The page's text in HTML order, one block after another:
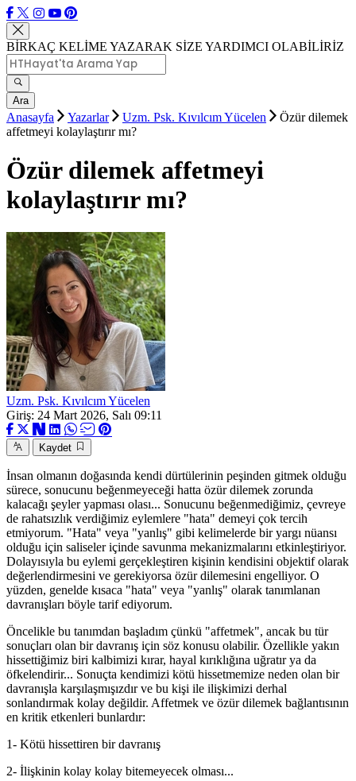
BİRKAÇ KELİME YAZARAK SİZE YARDIMCI OLABİLİRİZ
Ara
Anasayfa Yazarlar Uzm. Psk. Kıvılcım Yücelen
Özür dilemek
affetmeyi kolaylaştırır mı?
Özür dilemek affetmeyi
kolaylaştırır mı?
Uzm. Psk. Kıvılcım Yücelen
Giriş: 24 Mart 2026, Salı 09:11
Kaydet
İnsan olmanın doğasında kendi dürtülerinin peşinden gitmek olduğu
sürece, sonucunu beğenmeyeceği hatta özür dilemek zorunda
kalacağı şeyler yapması olası... Sonucunu beğenmediğimiz, çevreye
de rahatsızlık verdiğimiz eylemlere "hata" demeyi çok tercih
etmiyorum. "Hata" veya "yanlış" gibi kelimelerde bir yargı nüansı
olduğu için saliseler içinde savunma mekanizmalarını etkinleştiriyor.
Dolayısıyla bu eylemi gerçekleştiren kişinin kendisini objektif olarak
değerlendirmesini ve gerekiyorsa özür dilemesini engelliyor. O
yüzden, genelde kısaca "hata" veya "yanlış" olarak tanımlanan
davranışları böyle tarif ediyorum.
Öncelikle bu tanımdan başladım çünkü "affetmek", ancak bu tür
sonuçları olan bir davranış için söz konusu olabilir. Özellikle yakın
hissettiğimiz biri kalbimizi kırar, hayal kırıklığına uğratır ya da
öfkelendirir... Sonuçta kendimizi kötü hissetmemize neden olan bir
davranışla karşılaşmışızdır ve bu kişi ile ilişkimizi derhal
sonlandırmak kolay değildir. Affetmek ve özür dilemek bağlantısının
en kritik etkenleri bunlardır:
1- Kötü hissettiren bir davranış
2- İlişkinin kolay kolay bitemeyecek olması...